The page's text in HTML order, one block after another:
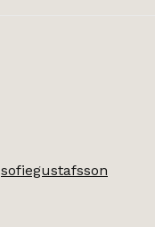
sofiegustafsson